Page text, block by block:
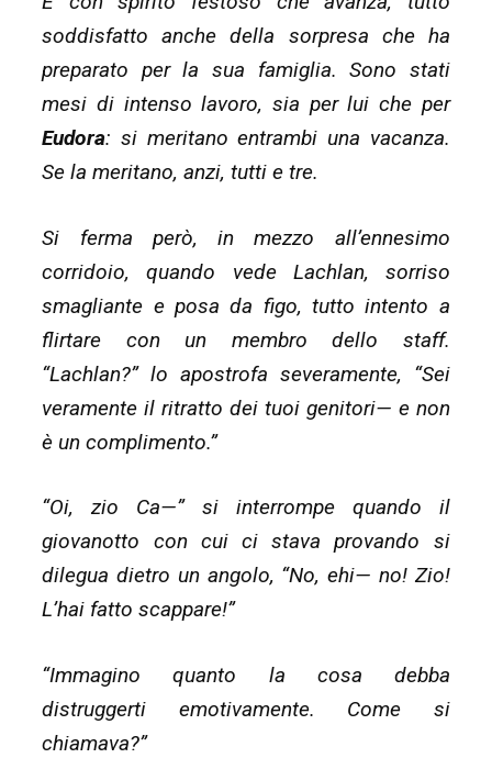
soddisfatto anche della sorpresa che ha
preparato per la sua famiglia. Sono stati
mesi di intenso lavoro, sia per lui che per
Eudora: si meritano entrambi una vacanza.
Se la meritano, anzi, tutti e tre.
Si ferma però, in mezzo all’ennesimo
corridoio, quando vede Lachlan, sorriso
smagliante e posa da figo, tutto intento a
flirtare con un membro dello staff.
“Lachlan?” lo apostrofa severamente, “Sei
veramente il ritratto dei tuoi genitori— e non
è un complimento.”
“Oi, zio Ca—” si interrompe quando il
giovanotto con cui ci stava provando si
dilegua dietro un angolo, “No, ehi— no! Zio!
L’hai fatto scappare!”
“Immagino quanto la cosa debba
distruggerti emotivamente. Come si
chiamava?”